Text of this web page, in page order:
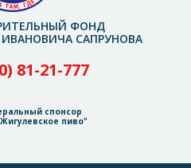
ФОНД
САПРУНОВА
81-21-777
спонсор
пиво"